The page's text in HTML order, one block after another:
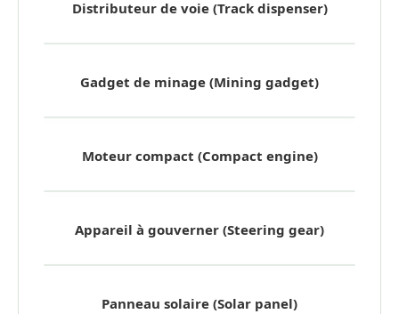
Distributeur de voie (Track dispenser)
Gadget de minage (Mining gadget)
Moteur compact (Compact engine)
Appareil à gouverner (Steering gear)
Panneau solaire (Solar panel)